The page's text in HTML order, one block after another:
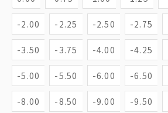
-2.00 -2.25 -2.50 -2.75
-3.50 -3.75 -4.00 -4.25
-5.00 -5.50 -6.00 -6.50
-8.00 -8.50 -9.00 -9.50